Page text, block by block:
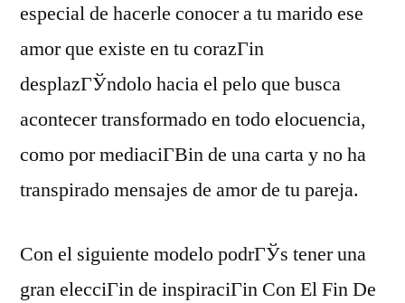
especial de hacerle conocer a tu marido ese
amor que existe en tu corazГіn
desplazГЎndolo hacia el pelo que busca
acontecer transformado en todo elocuencia,
como por mediaciГ­Віn de una carta y no ha
transpirado mensajes de amor de tu pareja.
Con el siguiente modelo podrГЎs tener una
gran elecciГіn de inspiraciГіn Con El Fin De